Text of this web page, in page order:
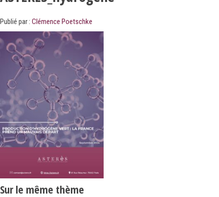
Publié par : Clémence Poetschke
Sur le même thème